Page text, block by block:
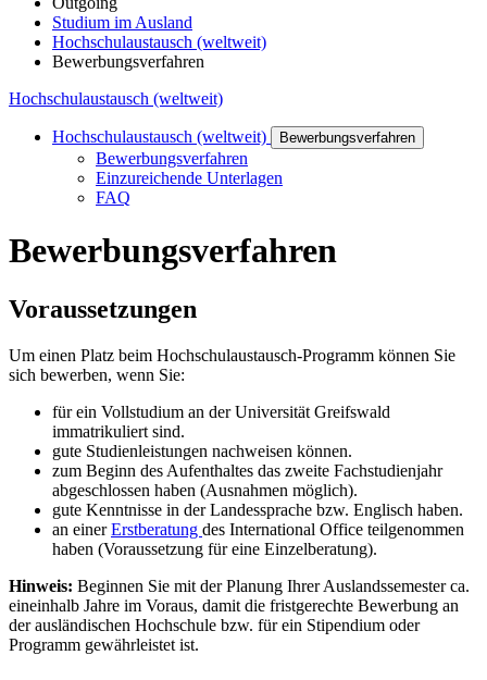
Studium im Ausland
Hochschulaustausch (weltweit)
Bewerbungsverfahren
Hochschulaustausch (weltweit)
Hochschulaustausch (weltweit) Bewerbungsverfahren
Bewerbungsverfahren
Einzureichende Unterlagen
FAQ
Bewerbungsverfahren
Voraussetzungen
Um einen Platz beim Hochschulaustausch-Programm können Sie
sich bewerben, wenn Sie:
für ein Vollstudium an der Universität Greifswald
immatrikuliert sind.
gute Studienleistungen nachweisen können.
zum Beginn des Aufenthaltes das zweite Fachstudienjahr
abgeschlossen haben (Ausnahmen möglich).
gute Kenntnisse in der Landessprache bzw. Englisch haben.
an einerErstberatung des International Office teilgenommen
haben (Voraussetzung für eine Einzelberatung).
Hinweis: Beginnen Sie mit der Planung Ihrer Auslandssemester ca.
eineinhalb Jahre im Voraus, damit die fristgerechte Bewerbung an
der ausländischen Hochschule bzw. für ein Stipendium oder
Programm gewährleistet ist.